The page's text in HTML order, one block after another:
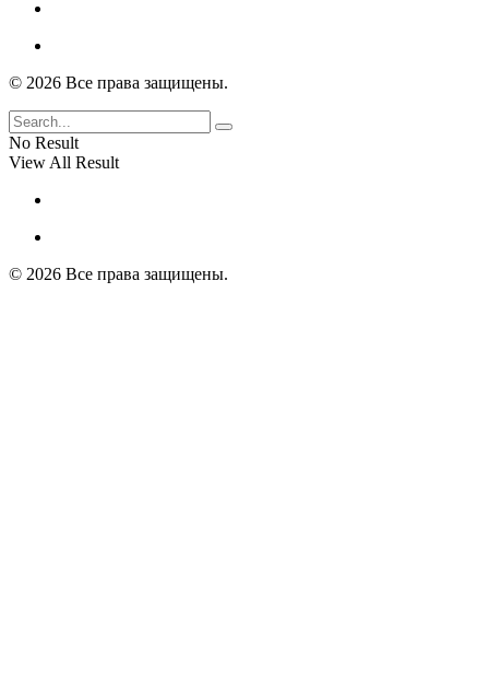
© 2026 Все права защищены.
No Result
View All Result
© 2026 Все права защищены.